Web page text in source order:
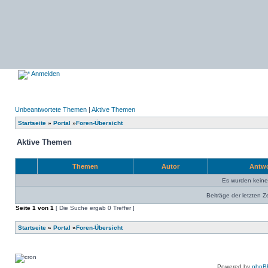
Anmelden
Unbeantwortete Themen | Aktive Themen
Startseite » Portal »Foren-Übersicht
Aktive Themen
Themen Autor
Es wurden
Beiträge der letzten
Seite 1 von 1 [ Die Suche ergab 0 Treffer ]
Startseite » Portal »Foren-Übersicht
Powered by